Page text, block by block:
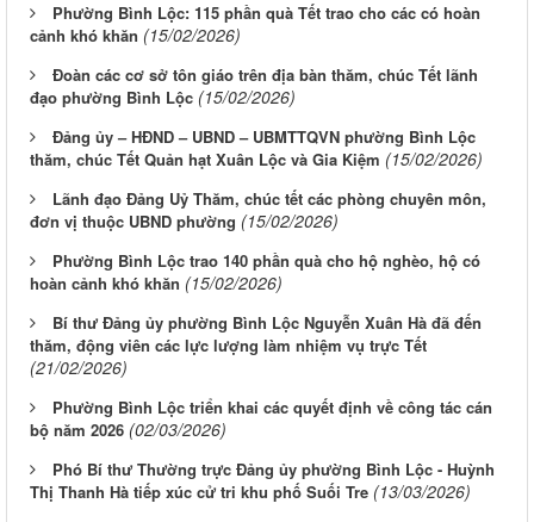
Phường Bình Lộc: 115 phần quà Tết trao cho các có hoàn
cảnh khó khăn (15/02/2026)
Đoàn các cơ sở tôn giáo trên địa bàn thăm, chúc Tết lãnh
đạo phường Bình Lộc (15/02/2026)
Đảng ủy – HĐND – UBND – UBMTTQVN phường Bình Lộc
thăm, chúc Tết Quản hạt Xuân Lộc và Gia Kiệm (15/02/2026)
Lãnh đạo Đảng Uỷ Thăm, chúc tết các phòng chuyên môn,
đơn vị thuộc UBND phường (15/02/2026)
Phường Bình Lộc trao 140 phần quà cho hộ nghèo, hộ có
hoàn cảnh khó khăn (15/02/2026)
Bí thư Đảng ủy phường Bình Lộc Nguyễn Xuân Hà đã đến
thăm, động viên các lực lượng làm nhiệm vụ trực Tết
(21/02/2026)
Phường Bình Lộc triển khai các quyết định về công tác cán
bộ năm 2026 (02/03/2026)
Phó Bí thư Thường trực Đảng ủy phường Bình Lộc - Huỳnh
Thị Thanh Hà tiếp xúc cử tri khu phố Suối Tre (13/03/2026)